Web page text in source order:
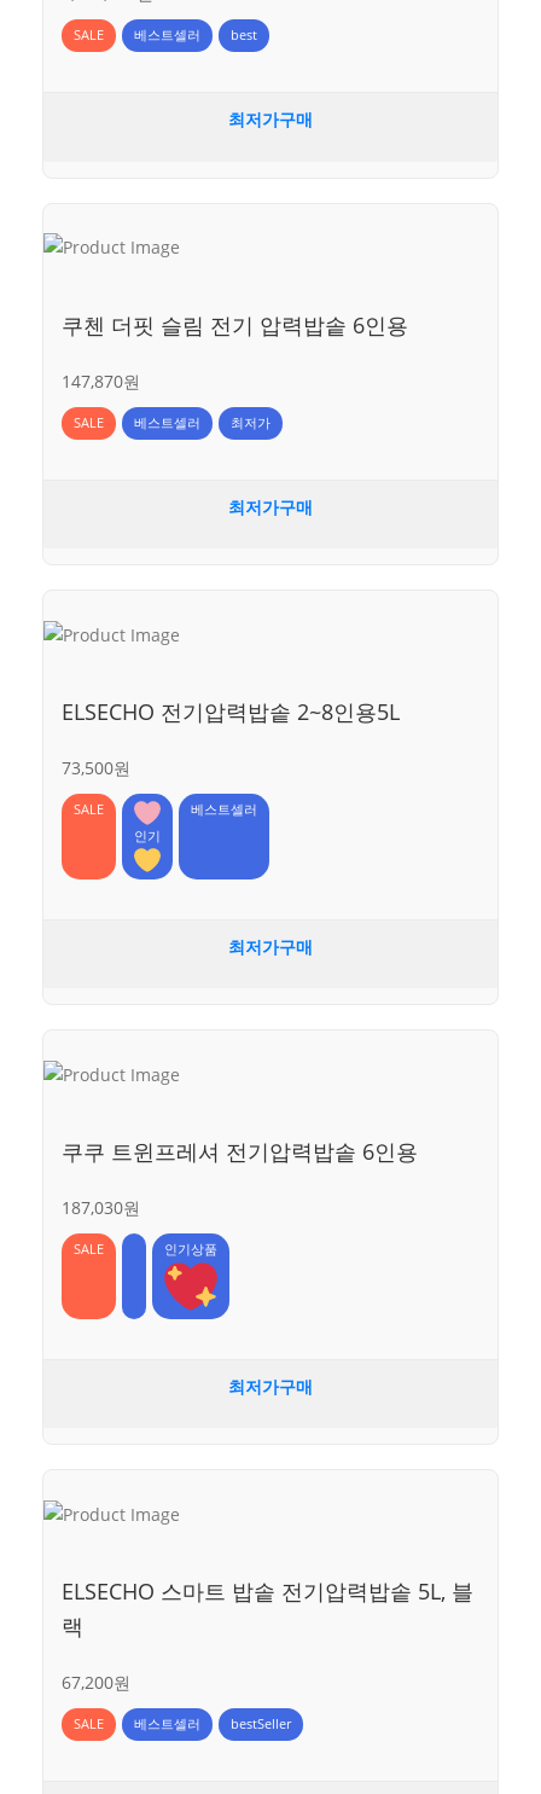
SALE 베스트셀러 best
최저가구매
쿠첸 더핏 슬림 전기 압력밥솥 6인용
147,870원
SALE 베스트셀러 최저가
최저가구매
ELSECHO 전기압력밥솥 2~8인용5L
73,500원
SALE
인기
베스트셀러
최저가구매
쿠쿠 트윈프레셔 전기압력밥솥 6인용
187,030원
SALE 인기상품
최저가구매
ELSECHO 스마트 밥솥 전기압력밥솥 5L, 블
랙
67,200원
SALE 베스트셀러 bestSeller